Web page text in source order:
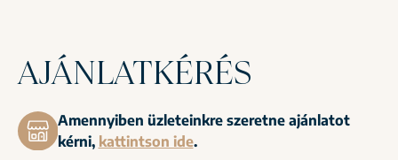
AJÁNLATKÉRÉS
Amennyiben üzleteinkre szeretne ajánlatot
kérni, kattintson ide.